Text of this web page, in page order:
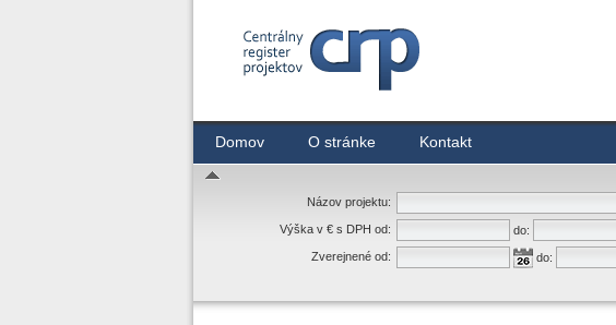
Domov O stránke Kontakt
Názov projektu:
Výška v € s DPH od:
do:
Zverejnené od:
do: